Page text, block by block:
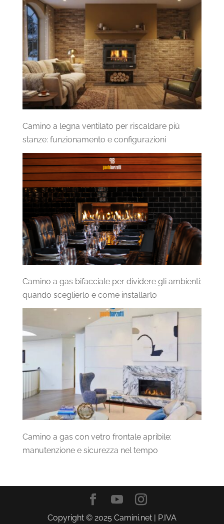
Camino a legna ventilato per riscaldare più
stanze: funzionamento e configurazioni
Camino a gas bifacciale per dividere gli ambienti:
quando sceglierlo e come installarlo
Camino a gas con vetro frontale apribile:
manutenzione e sicurezza nel tempo
Copyright © 2025 Camini.net | P.IVA